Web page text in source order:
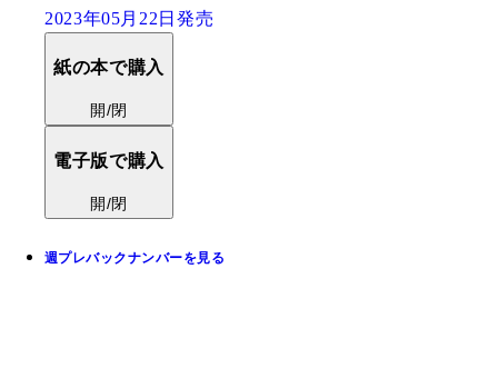
2023年05月22日発売
紙の本で購入
開/閉
電子版で購入
開/閉
週プレバックナンバーを見る